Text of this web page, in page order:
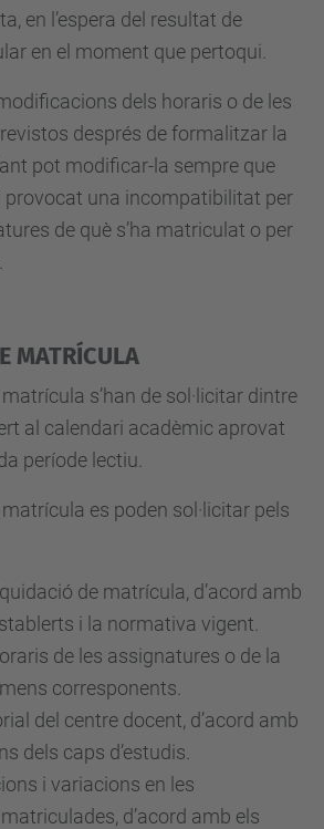
en l’espera del resultat de
en el moment que pertoqui.
dels horaris o de les
després de formalitzar la
pot modificar-la sempre que
provocat una incompatibilitat per
de què s’ha matriculat o per
MATRÍCULA
s’han de sol·licitar dintre
al calendari acadèmic aprovat
període lectiu.
es poden sol·licitar pels
de matrícula, d’acord amb
i la normativa vigent.
de les assignatures o de la
corresponents.
del centre docent, d’acord amb
dels caps d’estudis.
i variacions en les
d’acord amb els